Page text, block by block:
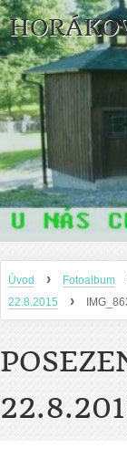
Úvod › Fotoalbum
22.8.2015
›